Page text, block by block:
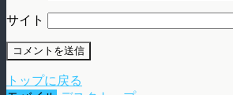
サイト
トップに戻る